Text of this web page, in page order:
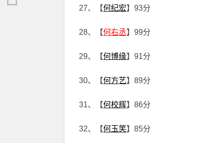
27、【何纪宏】93分
28、【何右丞】99分
29、【何博缘】91分
30、【何方艺】89分
31、【何校辉】86分
32、【何玉笑】85分